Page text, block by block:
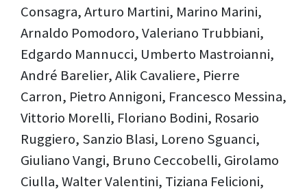
Consagra, Arturo Martini, Marino Marini,
Arnaldo Pomodoro, Valeriano Trubbiani,
Edgardo Mannucci, Umberto Mastroianni,
André Barelier, Alik Cavaliere, Pierre
Carron, Pietro Annigoni, Francesco Messina,
Vittorio Morelli, Floriano Bodini, Rosario
Ruggiero, Sanzio Blasi, Loreno Sguanci,
Giuliano Vangi, Bruno Ceccobelli, Girolamo
Ciulla, Walter Valentini, Tiziana Felicioni,